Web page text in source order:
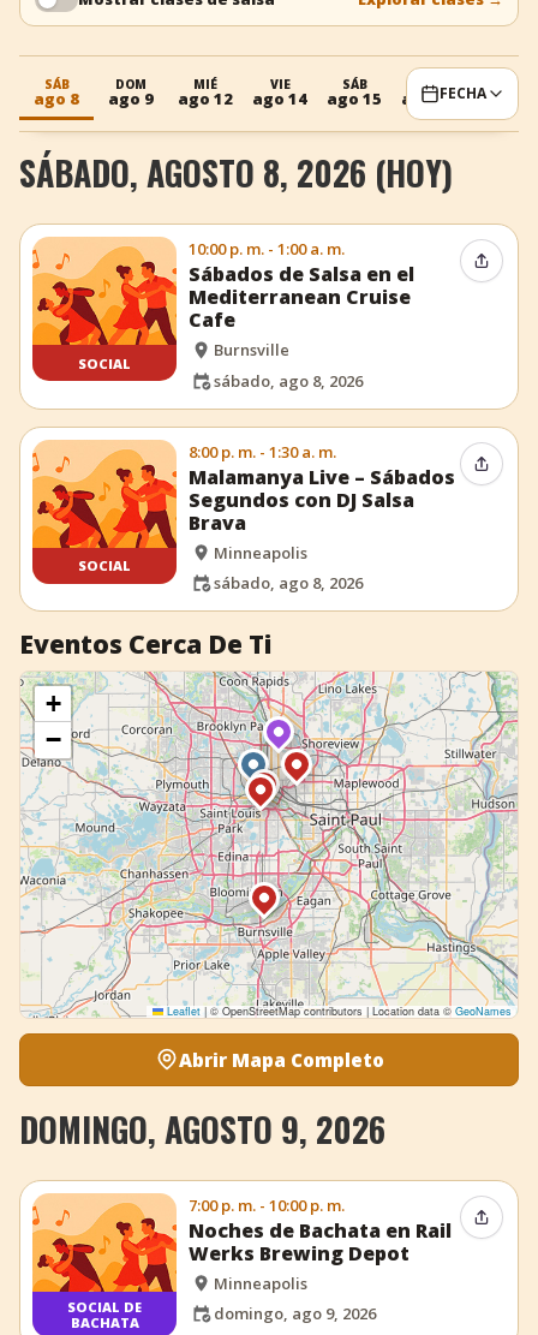
+ Añadir evento
SÁB
ago 8
DOM
ago 9
MIÉ
ago 12
VIE
ago 14
SÁB
ago 15
DOM
ago 16 ago 19
FECHA
SÁBADO, AGOSTO 8, 2026 (HOY)
SOCIAL
10:00 p. m. - 1:00 a. m.
Sábados de Salsa en el
Mediterranean Cruise
Cafe
Burnsville
sábado, ago 8, 2026
SOCIAL
8:00 p. m. - 1:30 a. m.
Malamanya Live – Sábados
Segundos con DJ Salsa
Brava
Minneapolis
sábado, ago 8, 2026
Eventos Cerca De Ti
+
−
Leaflet |© OpenStreetMap contributors | Location data © GeoNames
Abrir Mapa Completo
DOMINGO, AGOSTO 9, 2026
SOCIAL DE
BACHATA
7:00 p. m. - 10:00 p. m.
Noches de Bachata en Rail
Werks Brewing Depot
Minneapolis
domingo, ago 9, 2026